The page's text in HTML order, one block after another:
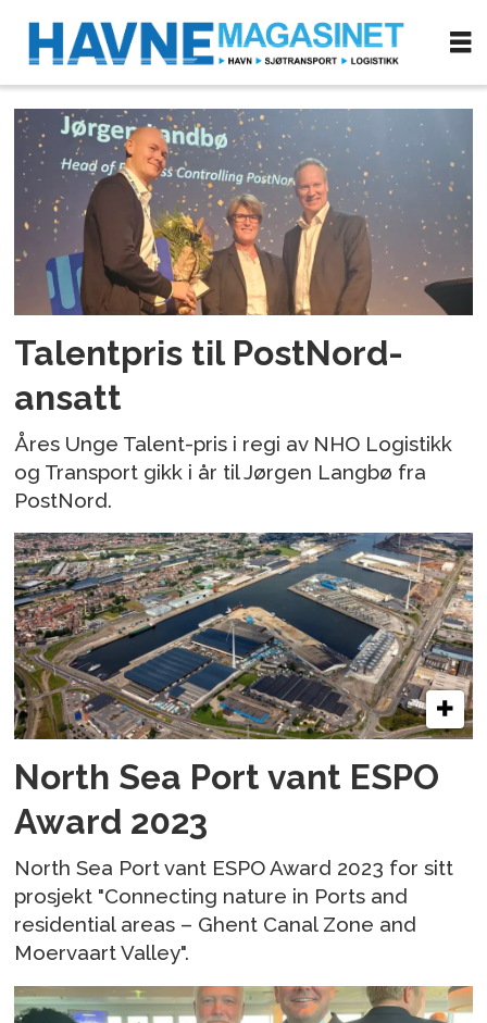
Tag:
prisvinner
Talentpris til PostNord-
ansatt
Åres Unge Talent-pris i regi av NHO Logistikk
og Transport gikk i år til Jørgen Langbø fra
PostNord.
North Sea Port vant ESPO
Award 2023
North Sea Port vant ESPO Award 2023 for sitt
prosjekt "Connecting nature in Ports and
residential areas – Ghent Canal Zone and
Moervaart Valley".